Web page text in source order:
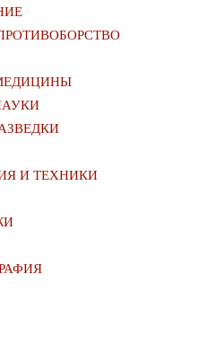
И ТЕХНИКИ